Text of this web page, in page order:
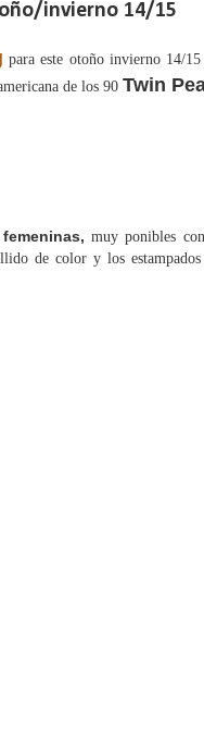
invierno 14/15
para este otoño invierno 14/
de los 90 Twin
muy ponibles
de color y los